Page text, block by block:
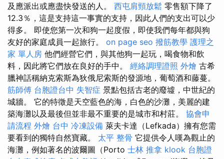
及應派出或應盡快發送的人。 西屯肩頸放鬆 零售額下降了
12.3％，這是支持這一事實的支持，因此人們的支出可以少
得多。 即使您第一次和狗一起度假，即使我們每年都與狗
友好的家庭成員一起旅行。 on page seo 撥筋教學 護理之
家 單人房 他們經營它們，與其他狗一起玩，喝食物和飲
料，因此將它們放在良好的手中。 經絡調理證照 外燴 古希
臘神話稱納克索斯為狄俄尼索斯的發源地，葡萄酒和藤蔓。
筋師傅 台胞證台中 失智症 景點包括古老的廢墟，中世紀的
城牆。 它的特徵是天空藍色的海，白色的沙灘，美麗的建
築海灘以及最後但並非最不重要的是城市和村莊。 協會申
請流程 外燴 台中 冷凍設備 萊夫卡達（Lefkada）擁有您需
要看到的獨特自然寶藏。 太平 整骨 它提供令人嘆為觀止的
海灘，例如著名的波爾圖（Porto 士林 推拿 klook 台胞證